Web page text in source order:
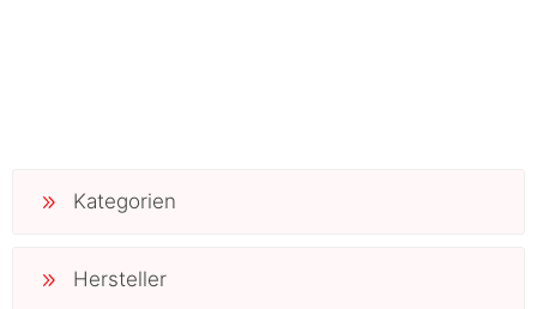
Kategorien
Hersteller